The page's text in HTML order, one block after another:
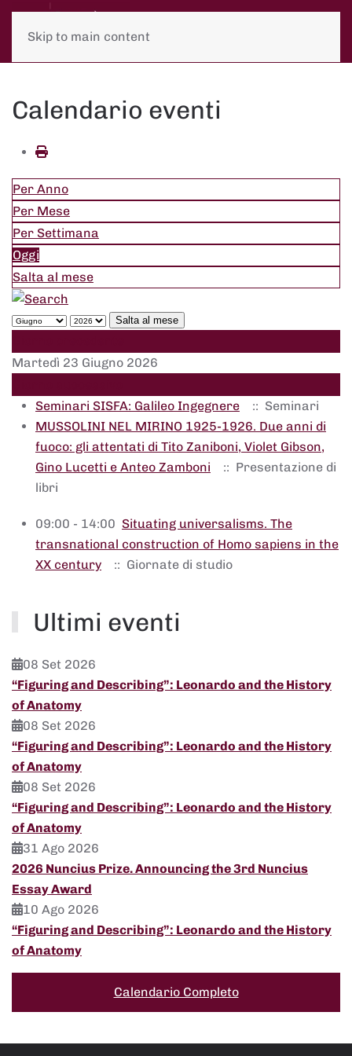
Skip to main content
Calendario eventi
Per Anno
Per Mese
Per Settimana
Oggi
Salta al mese
Salta al mese
Martedì 23 Giugno 2026
Seminari SISFA: Galileo Ingegnere
:: Seminari
MUSSOLINI NEL MIRINO 1925-1926. Due anni di
fuoco: gli attentati di Tito Zaniboni, Violet Gibson,
Gino Lucetti e Anteo Zamboni
:: Presentazione di
libri
09:00 - 14:00 Situating universalisms. The
transnational construction of Homo sapiens in the
XX century
:: Giornate di studio
Ultimi eventi
08 Set 2026
“Figuring and Describing”: Leonardo and the History
of Anatomy
08 Set 2026
“Figuring and Describing”: Leonardo and the History
of Anatomy
08 Set 2026
“Figuring and Describing”: Leonardo and the History
of Anatomy
31 Ago 2026
2026 Nuncius Prize. Announcing the 3rd Nuncius
Essay Award
10 Ago 2026
“Figuring and Describing”: Leonardo and the History
of Anatomy
Calendario Completo